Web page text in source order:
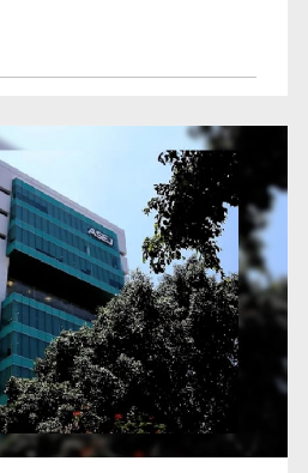
por desarrollo de vivienda